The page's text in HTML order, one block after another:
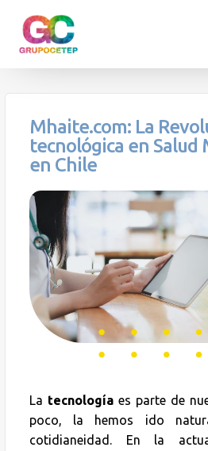
Mhaite.com: La
tecnológica en Salud
en Chile
La tecnología es parte de
poco, la hemos ido
cotidianeidad. En la